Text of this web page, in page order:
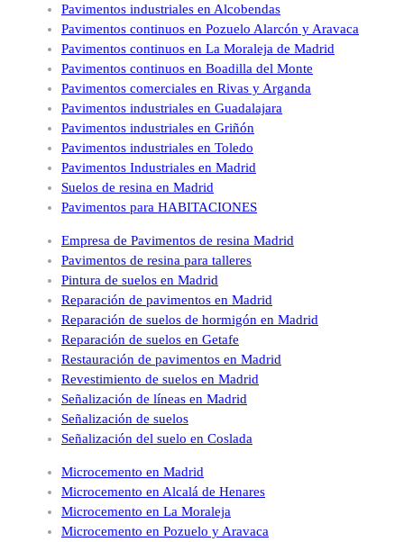
Pavimentos industriales en Alcobendas
Pavimentos continuos en Pozuelo Alarcón y Aravaca
Pavimentos continuos en La Moraleja de Madrid
Pavimentos continuos en Boadilla del Monte
Pavimentos comerciales en Rivas y Arganda
Pavimentos industriales en Guadalajara
Pavimentos industriales en Griñón
Pavimentos industriales en Toledo
Pavimentos Industriales en Madrid
Suelos de resina en Madrid
Pavimentos para HABITACIONES
Empresa de Pavimentos de resina Madrid
Pavimentos de resina para talleres
Pintura de suelos en Madrid
Reparación de pavimentos en Madrid
Reparación de suelos de hormigón en Madrid
Reparación de suelos en Getafe
Restauración de pavimentos en Madrid
Revestimiento de suelos en Madrid
Señalización de líneas en Madrid
Señalización de suelos
Señalización del suelo en Coslada
Microcemento en Madrid
Microcemento en Alcalá de Henares
Microcemento en La Moraleja
Microcemento en Pozuelo y Aravaca